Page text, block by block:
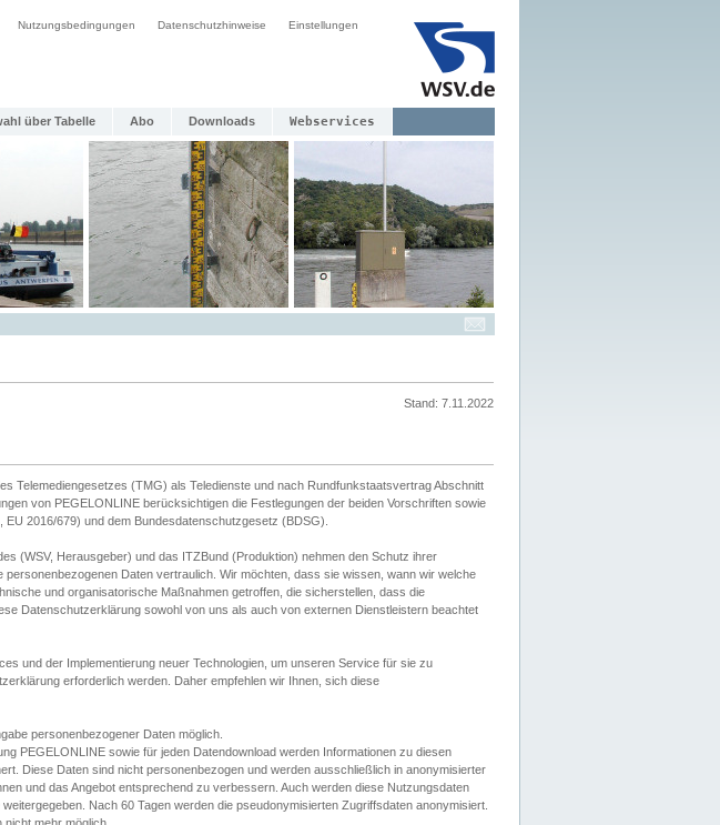
Nutzungsbedingungen Datenschutzhinweise Einstellungen
über Tabelle Abo Downloads Webservices
Stand: 7.11.2022
Telemediengesetzes (TMG) als Teledienste und nach Rundfunkstaatsvertrag Abschnitt
von PEGELONLINE berücksichtigen die Festlegungen der beiden Vorschriften sowie
2016/679) und dem Bundesdatenschutzgesetz (BDSG).
(WSV, Herausgeber) und das ITZBund (Produktion) nehmen den Schutz ihrer
Daten vertraulich. Wir möchten, dass sie wissen, wann wir welche
und organisatorische Maßnahmen getroffen, die sicherstellen, dass die
Datenschutzerklärung sowohl von uns als auch von externen Dienstleistern beachtet
und der Implementierung neuer Technologien, um unseren Service für sie zu
erforderlich werden. Daher empfehlen wir Ihnen, sich diese
personenbezogener Daten möglich.
PEGELONLINE sowie für jeden Datendownload werden Informationen zu diesen
Diese Daten sind nicht personenbezogen und werden ausschließlich in anonymisierter
und das Angebot entsprechend zu verbessern. Auch werden diese Nutzungsdaten
Nach 60 Tagen werden die pseudonymisierten Zugriffsdaten anonymisiert.